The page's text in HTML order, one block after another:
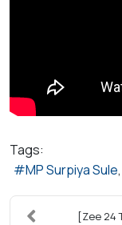
Tags:
MP Surpiya Sule
[Zee 24